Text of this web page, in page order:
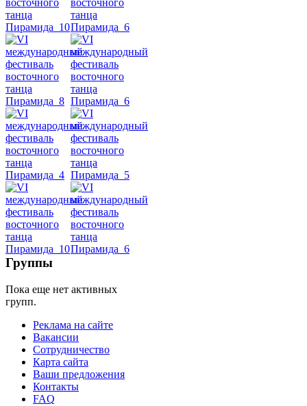
Belly
видео
фестивали
Группы
Пока еще нет активных
групп.
Реклама на сайте
Вакансии
Сотрудничество
Карта сайта
Ваши предложения
Контакты
FAQ